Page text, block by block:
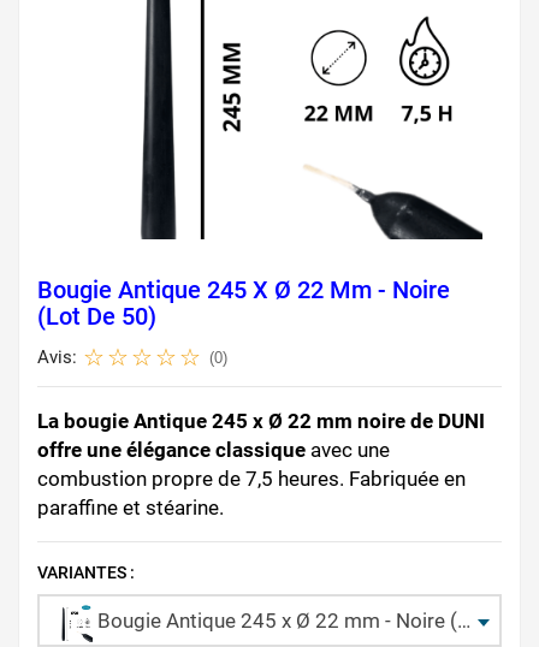
Bougie Antique 245 X Ø 22 Mm - Noire
(Lot De 50)
Avis: (0)
La bougie Antique 245 x Ø 22 mm noire de DUNI
offre une élégance classique avec une
combustion propre de 7,5 heures. Fabriquée en
paraffine et stéarine.
VARIANTES :
Bougie Antique 245 x Ø 22 mm - Noire (Lot de 50)